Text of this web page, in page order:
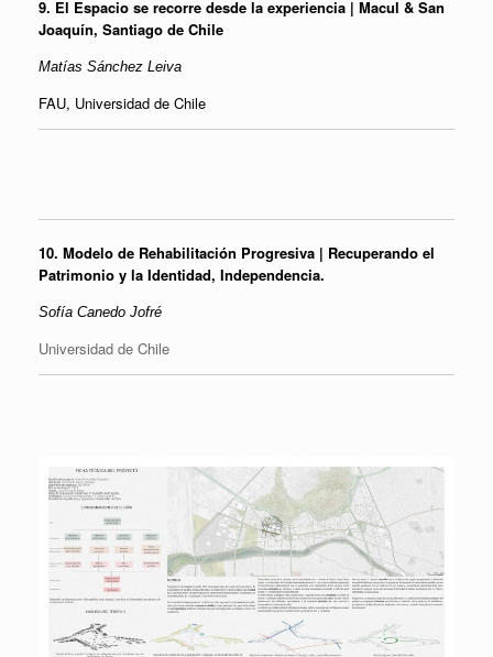
9. El Espacio se recorre desde la experiencia | Macul & San
Joaquín, Santiago de Chile
Matías Sánchez Leiva
FAU, Universidad de Chile
10. Modelo de Rehabilitación Progresiva | Recuperando el
Patrimonio y la Identidad, Independencia.
Sofía Canedo Jofré
Universidad de Chile